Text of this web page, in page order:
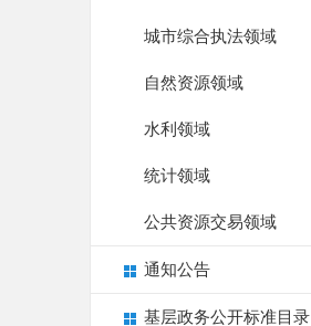
城市综合执法领域
自然资源领域
水利领域
统计领域
公共资源交易领域
通知公告
基层政务公开标准目录